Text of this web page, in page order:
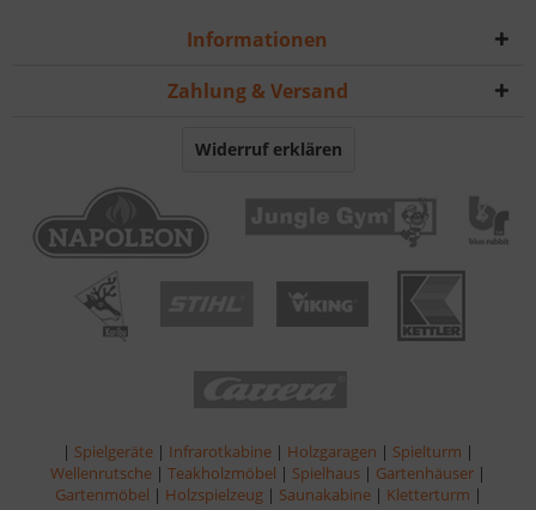
Informationen
Zahlung & Versand
Widerruf erklären
| Spielgeräte | Infrarotkabine | Holzgaragen | Spielturm |
Wellenrutsche | Teakholzmöbel | Spielhaus | Gartenhäuser |
Gartenmöbel | Holzspielzeug | Saunakabine | Kletterturm |